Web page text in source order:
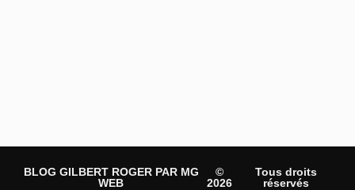
BLOG GILBERT ROGER PAR MG
WEB
©
2026
Tous droits
réservés